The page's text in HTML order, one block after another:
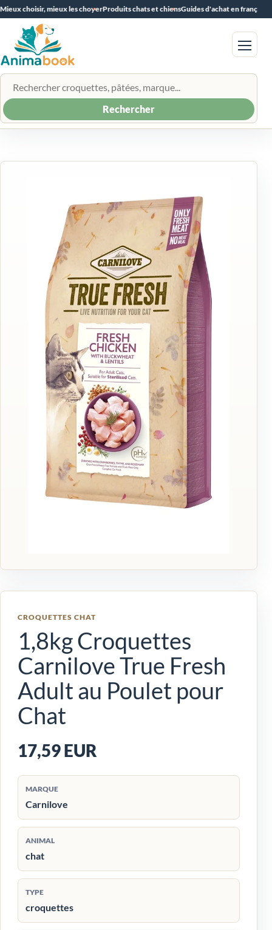
Mieux choisir, mieux les choyerProduits chats et chiensGuides d'achat en français
Rechercher un produit
Rechercher
Menu
CROQUETTES CHAT
1,8kg Croquettes
Carnilove True Fresh
Adult au Poulet pour
Chat
17,59 EUR
MARQUE
Carnilove
ANIMAL
chat
TYPE
croquettes